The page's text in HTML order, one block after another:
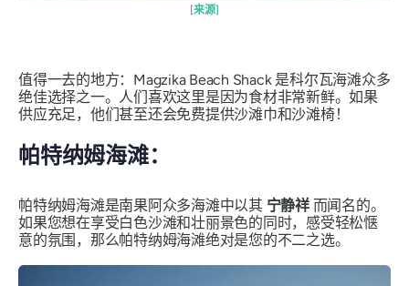
[来源]
值得一去的地方：Magzika Beach Shack 是科尔瓦海滩众多
绝佳选择之一。人们喜欢这里是因为食材非常新鲜。如果
供应充足，他们甚至还会免费提供沙滩巾和沙滩椅！
帕特纳姆海滩：
帕特纳姆海滩是南果阿众多海滩中以其 宁静祥而闻名的。
如果您想在享受白色沙滩和壮丽景色的同时，感受轻松惬
意的氛围，那么帕特纳姆海滩绝对是您的不二之选。